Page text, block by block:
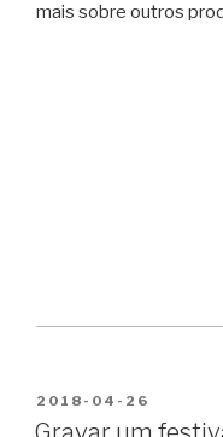
mais sobre outros
PUBLICADO
EM
2018-04-26